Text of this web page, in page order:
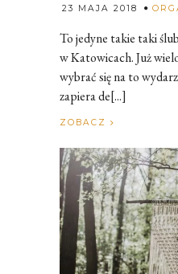
23 MAJA 2018
To jedyne takie taki
w Katowicach. Już
wybrać się na to
zapiera de[...]
ZOBACZ